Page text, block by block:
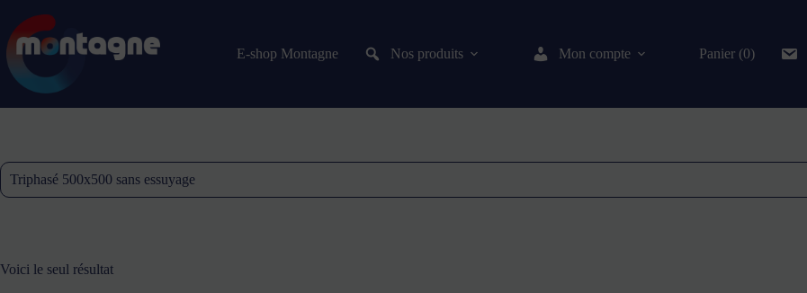
E-shop Montagne Nos produits Mon compte Panier (0)
Triphasé 500x500 sans essuyage
Voici le seul résultat